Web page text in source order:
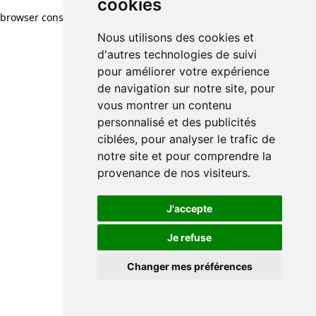
cookies
Nous utilisons des cookies et
d'autres technologies de suivi
pour améliorer votre expérience
de navigation sur notre site, pour
vous montrer un contenu
personnalisé et des publicités
ciblées, pour analyser le trafic de
notre site et pour comprendre la
provenance de nos visiteurs.
J'accepte
Je refuse
Changer mes préférences
browser console for more information)